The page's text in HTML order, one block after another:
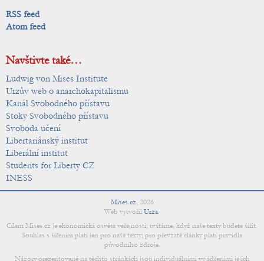
RSS feed
Atom feed
Navštivte také…
Ludwig von Mises Institute
Urzův web o anarchokapitalismu
Kanál Svobodného přístavu
Stoky Svobodného přístavu
Svoboda učení
Libertariánský institut
Liberální institut
Students for Liberty CZ
INESS
Mises.cz, 2026
Web vytvořil Urza.
Cílem Mises.cz je ekonomická osvěta veřejnosti; uvítáme, když naše texty budete šířit.
Souhlas s šířením platí jen pro naše texty; pro převzaté články platí pravidla
původního zdroje.
Názory prezentované na těchto stránkách jsou individuálními vyjádřeními jejich